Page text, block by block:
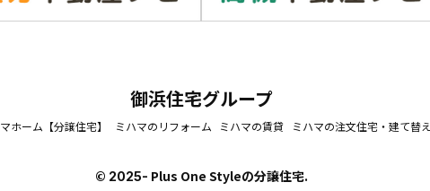
御浜住宅グループ
ホーム【分譲住宅】 ミハマのリフォーム ミハマの賃貸 ミハマの注文住宅・建て替え
© 2025- Plus One Styleの分譲住宅.